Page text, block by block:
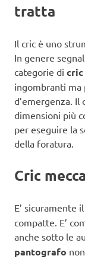
tratta
Il cric è uno
In genere
categorie di
ingombranti ma
d’emergenza. Il
dimensioni più
per eseguire la
della foratura.
Cric
E’ sicuramente il
compatte. E’
anche sotto le
pantografo